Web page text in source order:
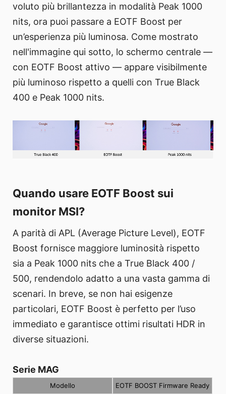
voluto più brillantezza in modalità Peak 1000
nits, ora puoi passare a EOTF Boost per
un’esperienza più luminosa. Come mostrato
nell'immagine qui sotto, lo schermo centrale —
con EOTF Boost attivo — appare visibilmente
più luminoso rispetto a quelli con True Black
400 e Peak 1000 nits.
Quando usare EOTF Boost sui
monitor MSI?
A parità di APL (Average Picture Level), EOTF
Boost fornisce maggiore luminosità rispetto
sia a Peak 1000 nits che a True Black 400 /
500, rendendolo adatto a una vasta gamma di
scenari. In breve, se non hai esigenze
particolari, EOTF Boost è perfetto per l’uso
immediato e garantisce ottimi risultati HDR in
diverse situazioni.
Serie MAG
Modello EOTF BOOST Firmware Ready